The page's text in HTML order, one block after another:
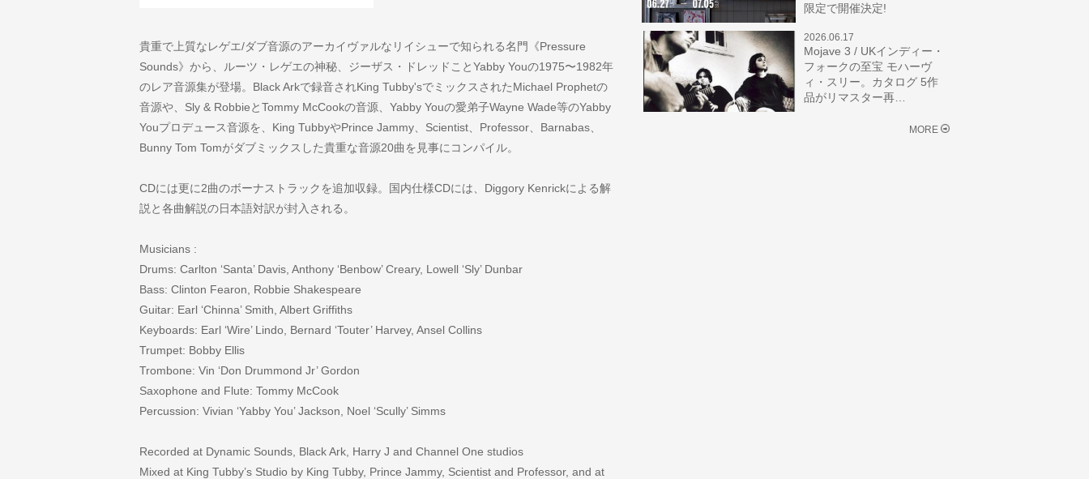
貴重で上質なレゲエ/ダブ音源のアーカイヴァルなリイシューで知られる名門《Pressure
Sounds》から、ルーツ・レゲエの神秘、ジーザス・ドレッドことYabby Youの1975〜1982年
のレア音源集が登場。Black Arkで録音されKing Tubby'sでミックスされたMichael Prophetの
音源や、Sly & RobbieとTommy McCookの音源、Yabby Youの愛弟子Wayne Wade等のYabby
Youプロデュース音源を、King TubbyやPrince Jammy、Scientist、Professor、Barnabas、
Bunny Tom Tomがダブミックスした貴重な音源20曲を見事にコンパイル。
CDには更に2曲のボーナストラックを追加収録。国内仕様CDには、Diggory Kenrickによる解
説と各曲解説の日本語対訳が封入される。
Musicians :
Drums: Carlton ‘Santa’ Davis, Anthony ‘Benbow’ Creary, Lowell ‘Sly’ Dunbar
Bass: Clinton Fearon, Robbie Shakespeare
Guitar: Earl ‘Chinna’ Smith, Albert Griffiths
Keyboards: Earl ‘Wire’ Lindo, Bernard ‘Touter’ Harvey, Ansel Collins
Trumpet: Bobby Ellis
Trombone: Vin ‘Don Drummond Jr’ Gordon
Saxophone and Flute: Tommy McCook
Percussion: Vivian ‘Yabby You’ Jackson, Noel ‘Scully’ Simms
Recorded at Dynamic Sounds, Black Ark, Harry J and Channel One studios
Mixed at King Tubby’s Studio by King Tubby, Prince Jammy, Scientist and Professor, and at
限定で開催決定!
2026.06.17
Mojave 3 / UKインディー・
フォークの至宝 モハーヴ
ィ・スリー。カタログ 5作
品がリマスター再…
MORE